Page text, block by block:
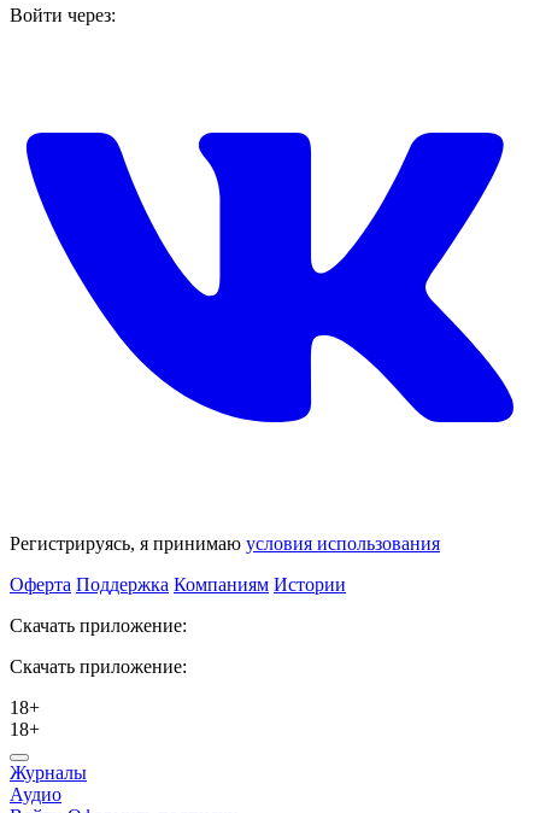
Войти через:
Регистрируясь, я принимаю условия использования
Оферта Поддержка Компаниям Истории
Скачать приложение:
Скачать приложение:
18+
18+
Журналы
Аудио